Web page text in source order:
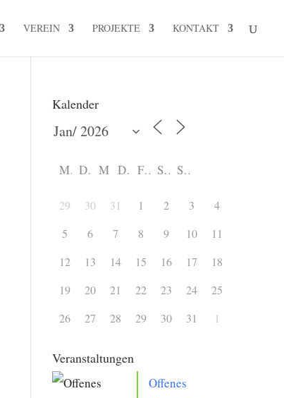
VEREIN PROJEKTE KONTAKT
Kalender
M D M D F S S
29 30 31 1 2 3
4
5
6 7 8 9 10
11
12
13 14 15 16 17
18
19
20 21 22 23 24
25
26
27 28 29 30 31 1
Veranstaltungen
Offenes